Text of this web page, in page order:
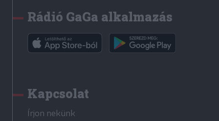
Rádió GaGa alkalmazás
Kapcsolat
Írjon nekünk